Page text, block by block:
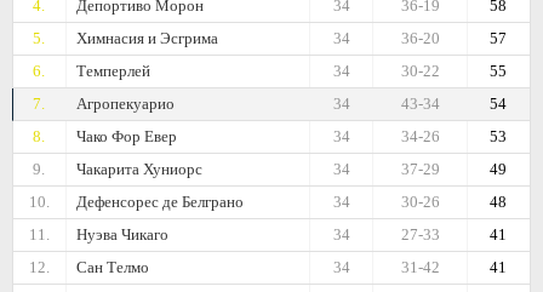
4.
Депортиво Морон 58
36-19
34
5.
Химнасия и Эсгрима 57
36-20
34
6.
Темперлей 55
30-22
34
7.
Агропекуарио 54
43-34
34
8.
Чако Фор Евер 53
34-26
34
9.
Чакарита Хуниорс 49
37-29
34
10.
Дефенсорес де Белграно 48
30-26
34
11.
Нуэва Чикаго 41
27-33
34
12.
Сан Телмо 41
31-42
34